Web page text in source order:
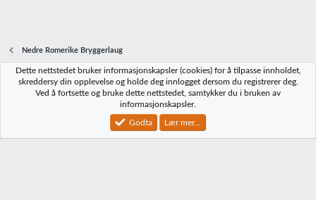
Nedre Romerike Bryggerlaug
Norbrygg-default
Vilkår og regler Personvernregler
Community platform by XenForo® © 2010-2023 XenForo Ltd.
Dette nettstedet bruker informasjonskapsler (cookies) for å tilpasse innholdet,
skreddersy din opplevelse og holde deg innlogget dersom du registrerer deg.
Ved å fortsette og bruke dette nettstedet, samtykker du i bruken av
informasjonskapsler.
Godta Lær mer...